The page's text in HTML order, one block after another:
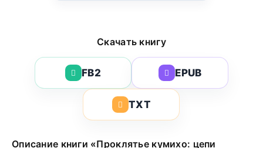
Скачать книгу
FB2 EPUB
TXT
Описание книги «Проклятье кумихо: цепи